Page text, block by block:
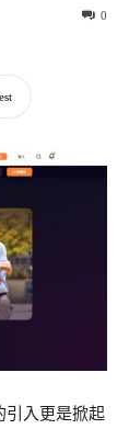
0
引入更是掀起